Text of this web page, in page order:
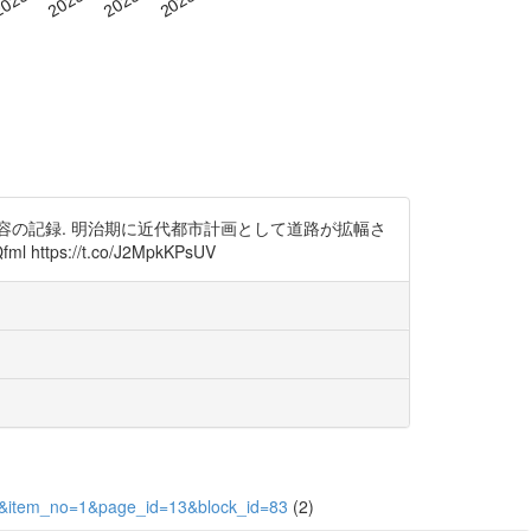
記録. 明治期に近代都市計画として道路が拡幅さ
https://t.co/J2MpkKPsUV
(2)